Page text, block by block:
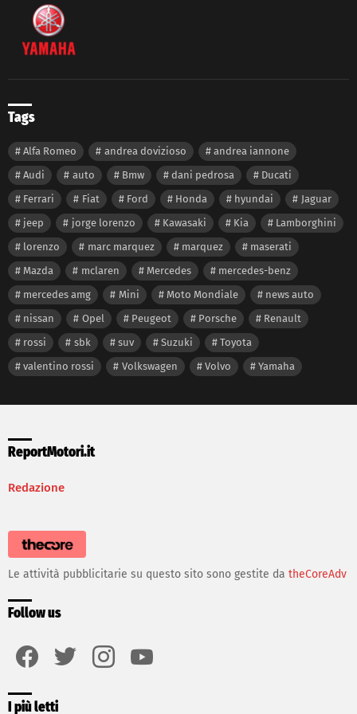
Tags
Alfa Romeo andrea dovizioso
andrea iannone
Audi
auto Bmw dani pedrosa
Ducati
Ferrari
Fiat Ford Honda hyundai
Jaguar
jeep
jorge lorenzo Kawasaki Kia
Lamborghini
lorenzo
marc marquez marquez
maserati
Mazda
mclaren Mercedes
mercedes-benz
mercedes amg
Mini Moto Mondiale
news auto
nissan
Opel Peugeot Porsche
Renault
rossi
sbk suv Suzuki
Toyota
valentino rossi
Volkswagen Volvo Yamaha
ReportMotori.it
Redazione
Le attività pubblicitarie su questo sito sono gestite da theCoreAdv
Follow us
I più letti